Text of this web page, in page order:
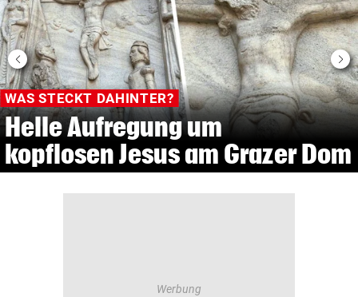
OBSZÖNE BILDER AN KINDER VERSCHICKT
Lottogewinner gerät wegen
Dick-Pics ins Visier der Justiz